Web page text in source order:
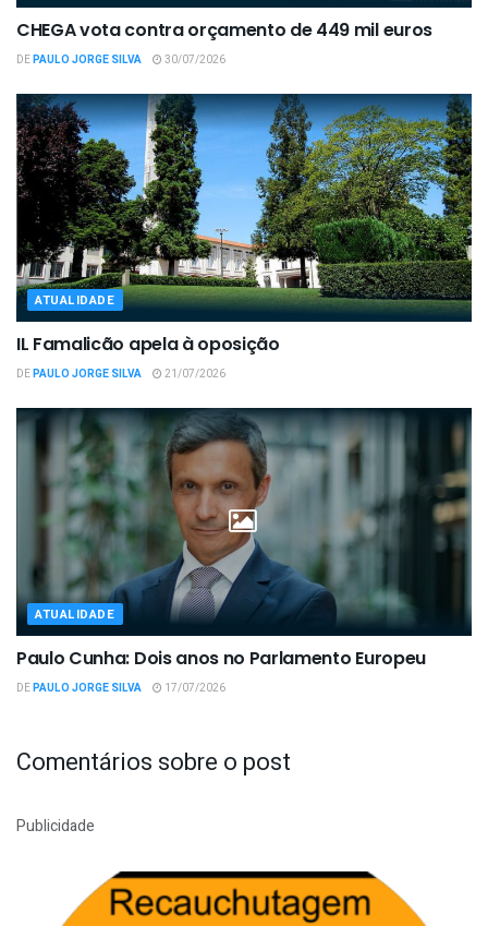
CHEGA vota contra orçamento de 449 mil euros
DEPAULO JORGE SILVA 30/07/2026
ATUALIDADE
IL Famalicão apela à oposição
DEPAULO JORGE SILVA 21/07/2026
ATUALIDADE
Paulo Cunha: Dois anos no Parlamento Europeu
DEPAULO JORGE SILVA 17/07/2026
Comentários sobre o post
Publicidade